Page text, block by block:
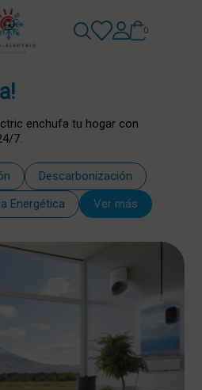
0
enchufa tu hogar con
7.
Descarbonización
Energética Ver más